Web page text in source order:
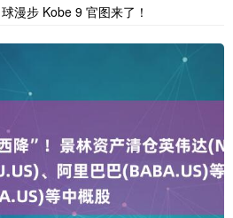
漫步 Kobe 9 官图来了！